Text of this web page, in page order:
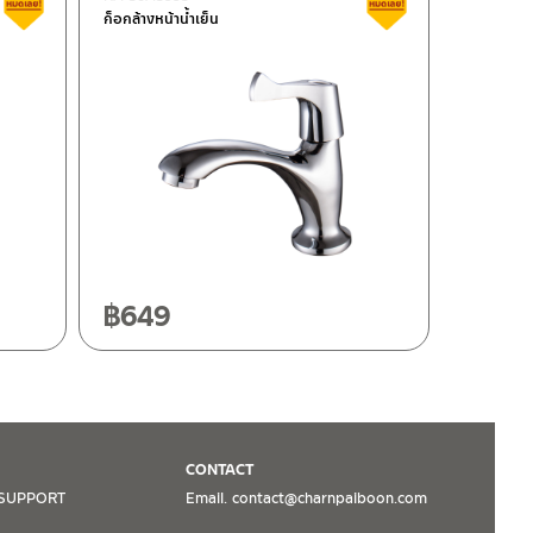
ก็อกล้างหน้าน้ำเย็น
฿649
CONTACT
Email. contact@charnpaiboon.com